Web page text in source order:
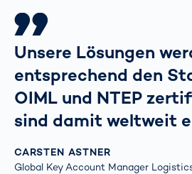
Unsere Lösungen
entsprechend den
OIML und NTEP
sind damit weltweit
CARSTEN ASTNER
Global Key Account Manager